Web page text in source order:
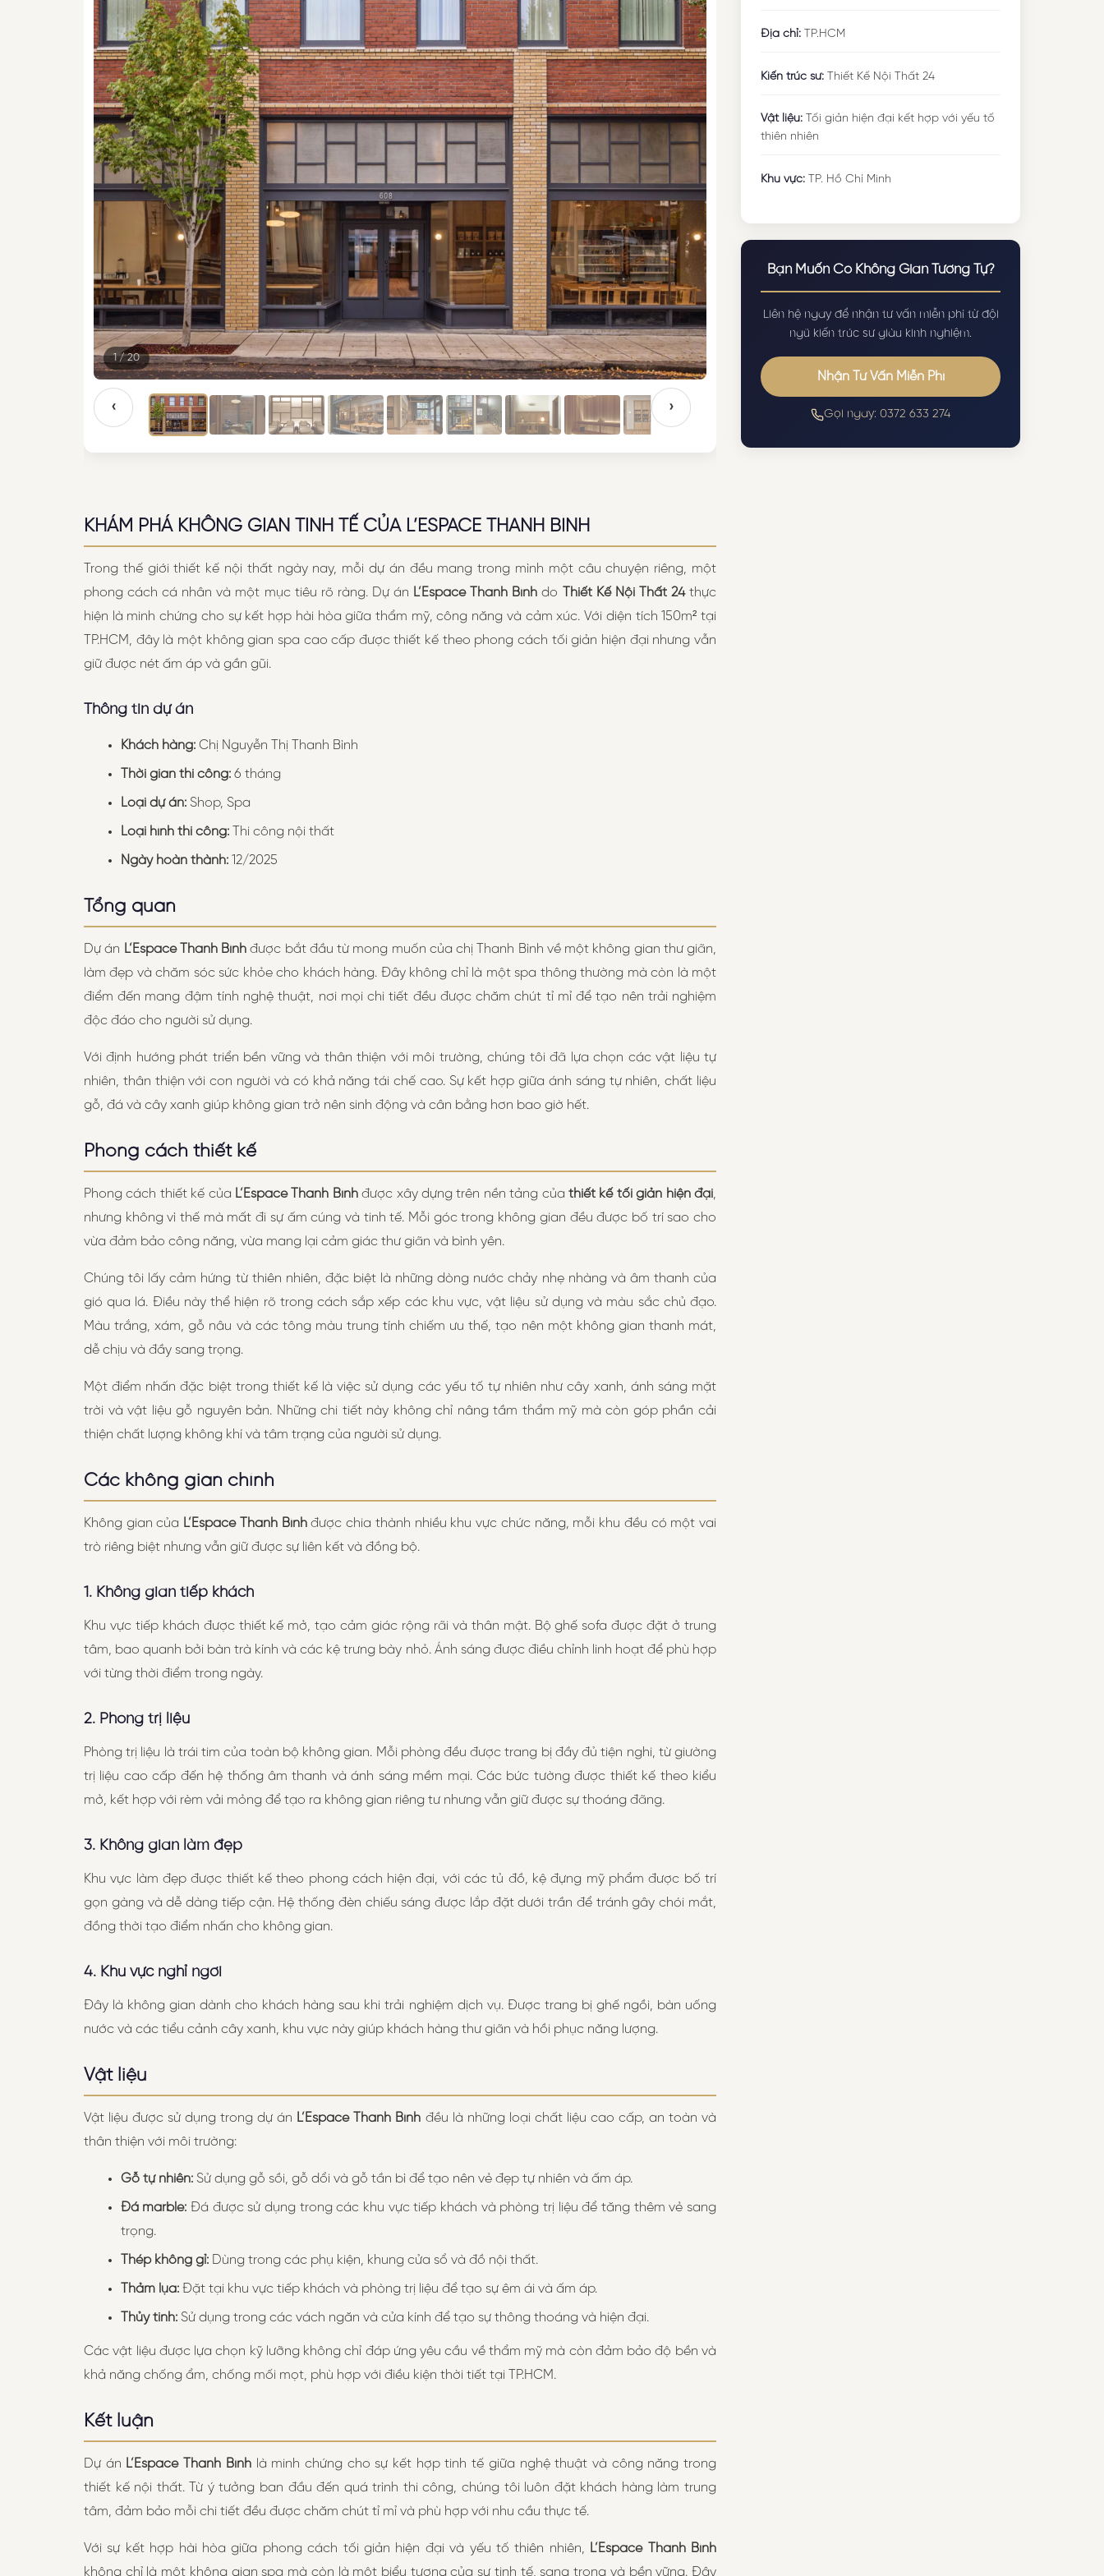
1/ 20
‹ ›
KHÁM PHÁ KHÔNG GIAN TINH TẾ CỦA L’ESPACE THANH BÌNH
Trong thế giới thiết kế nội thất ngày nay, mỗi dự án đều mang trong mình một câu chuyện riêng, một
phong cách cá nhân và một mục tiêu rõ ràng. Dự án L’Espace Thanh Bình do Thiết Kế Nội Thất 24thực
hiện là minh chứng cho sự kết hợp hài hòa giữa thẩm mỹ, công năng và cảm xúc. Với diện tích 150m² tại
TP.HCM, đây là một không gian spa cao cấp được thiết kế theo phong cách tối giản hiện đại nhưng vẫn
giữ được nét ấm áp và gần gũi.
Thông tin dự án
Khách hàng:Chị Nguyễn Thị Thanh Bình
Thời gian thi công:6 tháng
Loại dự án:Shop, Spa
Loại hình thi công:Thi công nội thất
Ngày hoàn thành:12/2025
Tổng quan
Dự án L’Espace Thanh Bình được bắt đầu từ mong muốn của chị Thanh Bình về một không gian thư giãn,
làm đẹp và chăm sóc sức khỏe cho khách hàng. Đây không chỉ là một spa thông thường mà còn là một
điểm đến mang đậm tính nghệ thuật, nơi mọi chi tiết đều được chăm chút tỉ mỉ để tạo nên trải nghiệm
độc đáo cho người sử dụng.
Với định hướng phát triển bền vững và thân thiện với môi trường, chúng tôi đã lựa chọn các vật liệu tự
nhiên, thân thiện với con người và có khả năng tái chế cao. Sự kết hợp giữa ánh sáng tự nhiên, chất liệu
gỗ, đá và cây xanh giúp không gian trở nên sinh động và cân bằng hơn bao giờ hết.
Phong cách thiết kế
Phong cách thiết kế của L’Espace Thanh Bìnhđược xây dựng trên nền tảng củathiết kế tối giản hiện đại,
nhưng không vì thế mà mất đi sự ấm cúng và tinh tế. Mỗi góc trong không gian đều được bố trí sao cho
vừa đảm bảo công năng, vừa mang lại cảm giác thư giãn và bình yên.
Chúng tôi lấy cảm hứng từ thiên nhiên, đặc biệt là những dòng nước chảy nhẹ nhàng và âm thanh của
gió qua lá. Điều này thể hiện rõ trong cách sắp xếp các khu vực, vật liệu sử dụng và màu sắc chủ đạo.
Màu trắng, xám, gỗ nâu và các tông màu trung tính chiếm ưu thế, tạo nên một không gian thanh mát,
dễ chịu và đầy sang trọng.
Một điểm nhấn đặc biệt trong thiết kế là việc sử dụng các yếu tố tự nhiên như cây xanh, ánh sáng mặt
trời và vật liệu gỗ nguyên bản. Những chi tiết này không chỉ nâng tầm thẩm mỹ mà còn góp phần cải
thiện chất lượng không khí và tâm trạng của người sử dụng.
Các không gian chính
Không gian của L’Espace Thanh Bìnhđược chia thành nhiều khu vực chức năng, mỗi khu đều có một vai
trò riêng biệt nhưng vẫn giữ được sự liên kết và đồng bộ.
1. Không gian tiếp khách
Khu vực tiếp khách được thiết kế mở, tạo cảm giác rộng rãi và thân mật. Bộ ghế sofa được đặt ở trung
tâm, bao quanh bởi bàn trà kính và các kệ trưng bày nhỏ. Ánh sáng được điều chỉnh linh hoạt để phù hợp
với từng thời điểm trong ngày.
2. Phòng trị liệu
Phòng trị liệu là trái tim của toàn bộ không gian. Mỗi phòng đều được trang bị đầy đủ tiện nghi, từ giường
trị liệu cao cấp đến hệ thống âm thanh và ánh sáng mềm mại. Các bức tường được thiết kế theo kiểu
mở, kết hợp với rèm vải mỏng để tạo ra không gian riêng tư nhưng vẫn giữ được sự thoáng đãng.
3. Không gian làm đẹp
Khu vực làm đẹp được thiết kế theo phong cách hiện đại, với các tủ đồ, kệ đựng mỹ phẩm được bố trí
gọn gàng và dễ dàng tiếp cận. Hệ thống đèn chiếu sáng được lắp đặt dưới trần để tránh gây chói mắt,
đồng thời tạo điểm nhấn cho không gian.
4. Khu vực nghỉ ngơi
Đây là không gian dành cho khách hàng sau khi trải nghiệm dịch vụ. Được trang bị ghế ngồi, bàn uống
nước và các tiểu cảnh cây xanh, khu vực này giúp khách hàng thư giãn và hồi phục năng lượng.
Vật liệu
Vật liệu được sử dụng trong dự án L’Espace Thanh Bình đều là những loại chất liệu cao cấp, an toàn và
thân thiện với môi trường:
Gỗ tự nhiên:Sử dụng gỗ sồi, gỗ dổi và gỗ tần bì để tạo nên vẻ đẹp tự nhiên và ấm áp.
Đá marble: Đá được sử dụng trong các khu vực tiếp khách và phòng trị liệu để tăng thêm vẻ sang
trọng.
Thép không gỉ:Dùng trong các phụ kiện, khung cửa sổ và đồ nội thất.
Thảm lụa:Đặt tại khu vực tiếp khách và phòng trị liệu để tạo sự êm ái và ấm áp.
Thủy tinh:Sử dụng trong các vách ngăn và cửa kính để tạo sự thông thoáng và hiện đại.
Các vật liệu được lựa chọn kỹ lưỡng không chỉ đáp ứng yêu cầu về thẩm mỹ mà còn đảm bảo độ bền và
khả năng chống ẩm, chống mối mọt, phù hợp với điều kiện thời tiết tại TP.HCM.
Kết luận
Dự án L’Espace Thanh Bìnhlà minh chứng cho sự kết hợp tinh tế giữa nghệ thuật và công năng trong
thiết kế nội thất. Từ ý tưởng ban đầu đến quá trình thi công, chúng tôi luôn đặt khách hàng làm trung
tâm, đảm bảo mỗi chi tiết đều được chăm chút tỉ mỉ và phù hợp với nhu cầu thực tế.
Với sự kết hợp hài hòa giữa phong cách tối giản hiện đại và yếu tố thiên nhiên, L’Espace Thanh Bình
không chỉ là một không gian spa mà còn là một biểu tượng của sự tinh tế, sang trọng và bền vững. Đây
Địa chỉ: TP.HCM
Kiến trúc sư: Thiết Kế Nội Thất 24
Vật liệu: Tối giản hiện đại kết hợp với yếu tố
thiên nhiên
Khu vực: TP. Hồ Chí Minh
Bạn Muốn Có Không Gian Tương Tự?
Liên hệ ngay để nhận tư vấn miễn phí từ đội
ngũ kiến trúc sư giàu kinh nghiệm.
Nhận Tư Vấn Miễn Phí
Gọi ngay: 0372 633 274